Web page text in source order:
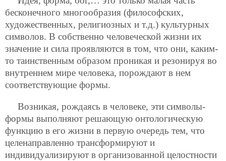
бесконечного многообразия (философских,
художественных, религиозных и т.д.) культурных
символов. В собственно человеческой жизни их
значение и сила проявляются в том, что они, каким-
то таинственным образом проникая и резонируя во
внутреннем мире человека, порождают в нем
соответствующие формы.
Возникая, рождаясь в человеке, эти символы-
формы выполняют решающую онтологическую
функцию в его жизни в первую очередь тем, что
целенаправленно трансформируют и
индивидуализируют в организованной целостности